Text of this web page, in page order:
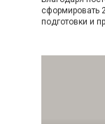
сформировать
подготовки и